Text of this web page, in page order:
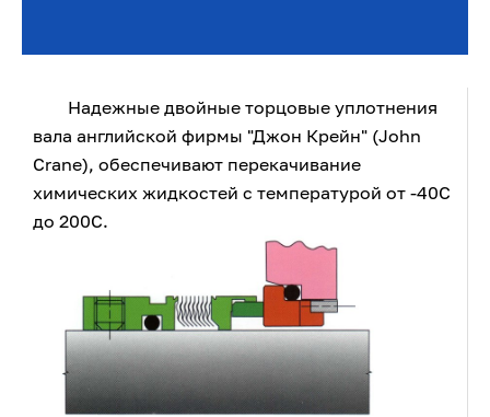
Надежные двойные торцовые уплотнения
вала английской фирмы "Джон Крейн" (John
Crane), обеспечивают перекачивание
химических жидкостей с температурой от -40С
до 200С.